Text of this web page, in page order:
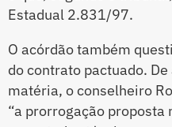
Estadual 2.831/97.
O acórdão também
do contrato pactuado.
matéria, o conselheiro
“a prorrogação